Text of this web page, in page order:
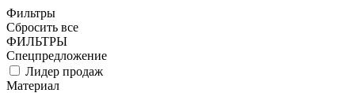
Фильтры
Сбросить все
ФИЛЬТРЫ
Спецпредложение
Лидер продаж
Материал